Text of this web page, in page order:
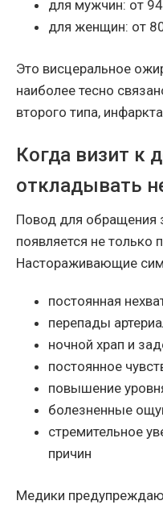
для мужчин: от
для женщин: от
Это висцеральное
наиболее тесно
второго типа,
Когда визит к
откладывать
Повод для
появляется не
Настораживающие
постоянная
перепады
ночной храп и
постоянное
повышение
болезненные
стремительное
причин
Медики